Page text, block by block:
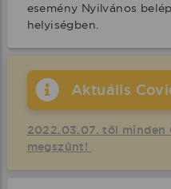
esemény Nyilvános
helyiségben.
Aktuális
2022.03.07. től minden
megszűnt!